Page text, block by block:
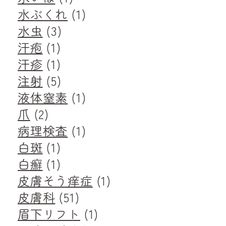
水ぶくれ (1)
水虫 (3)
汗疱 (1)
汗疹 (1)
注射 (5)
液体窒素 (1)
爪 (2)
病理検査 (1)
白斑 (1)
白癬 (1)
皮膚そう痒症 (1)
皮膚科 (51)
眉下リフト (1)